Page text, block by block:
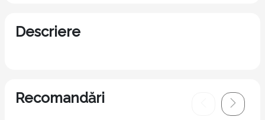
Descriere
Recomandări